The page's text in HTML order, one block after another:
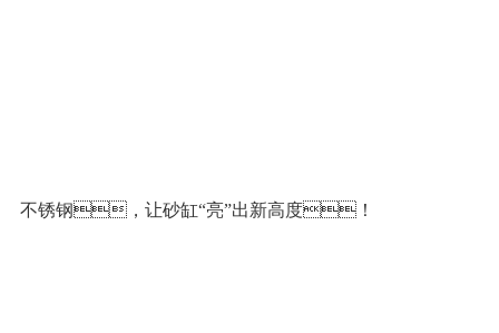
不锈钢，让砂缸“亮”出新高度！